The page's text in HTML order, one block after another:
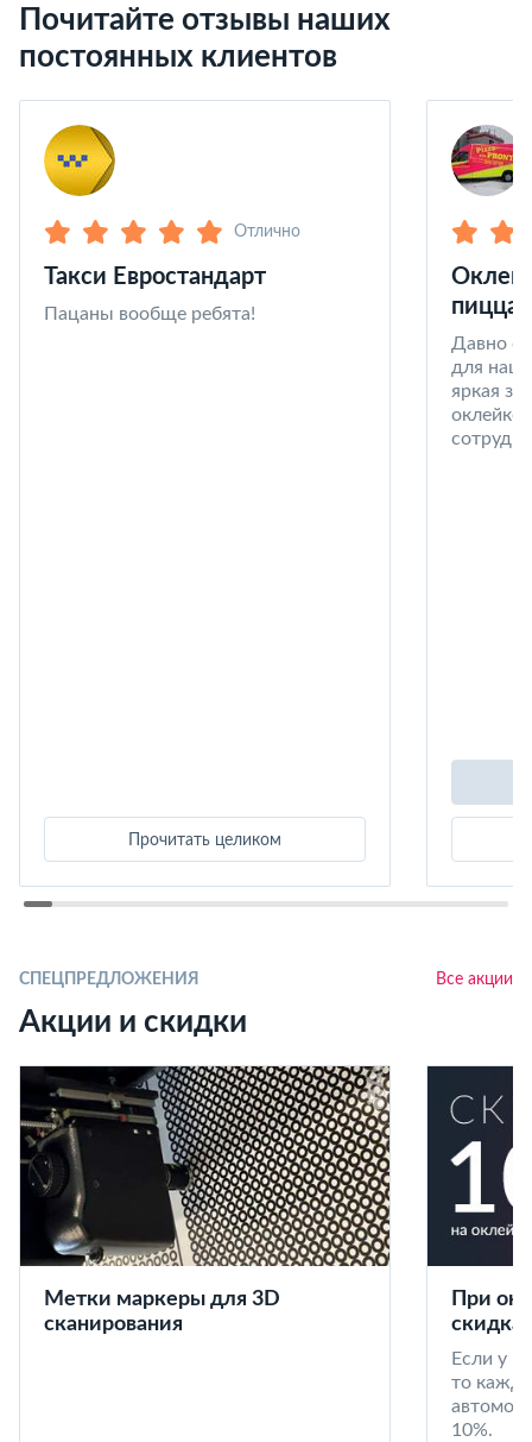
Почитайте отзывы наших
постоянных клиентов
Отлично
Такси Евростандарт
Пацаны вообще ребята!
Прочитать целиком
пицца
Давно
для
яркая
оклейке
СПЕЦПРЕДЛОЖЕНИЯ Все акции
Акции и скидки
Метки маркеры для 3D
сканирования
При
скидка
Если у
то
10%.